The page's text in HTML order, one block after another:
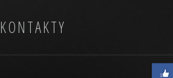
KONTAKTY